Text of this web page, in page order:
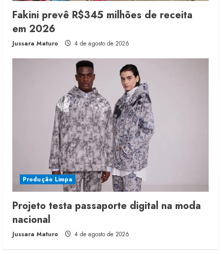
Fakini prevê R$345 milhões de receita
em 2026
Jussara Maturo 4 de agosto de 2026
Produção Limpa
Projeto testa passaporte digital na moda
nacional
Jussara Maturo 4 de agosto de 2026